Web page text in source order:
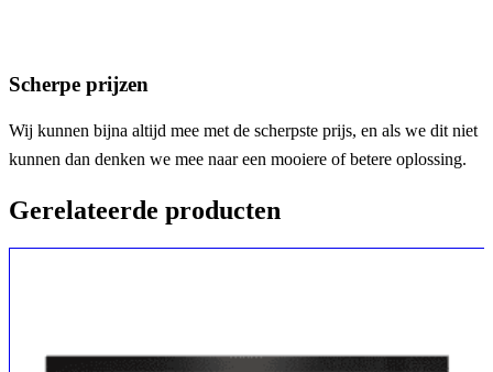
Scherpe prijzen
Wij kunnen bijna altijd mee met de scherpste prijs, en als we dit niet
kunnen dan denken we mee naar een mooiere of betere oplossing.
Gerelateerde producten